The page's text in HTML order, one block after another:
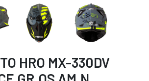
HRO MX-330DV